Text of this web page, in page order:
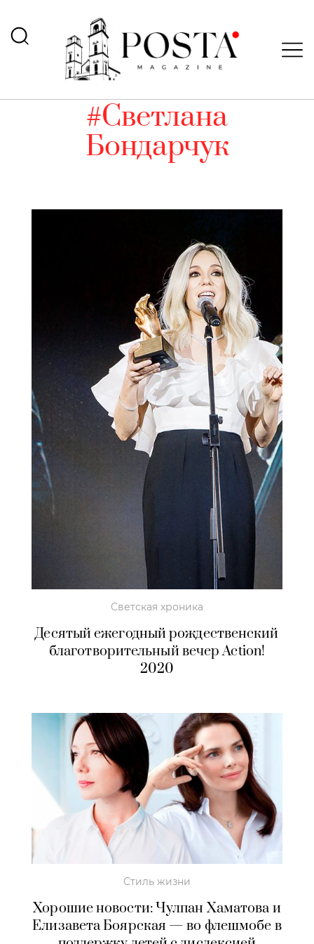
#Светлана
Бондарчук
Светская хроника
Десятый ежегодный рождественский
благотворительный вечер Action!
2020
Стиль жизни
Хорошие новости: Чулпан Хаматова и
Елизавета Боярская — во флешмобе в